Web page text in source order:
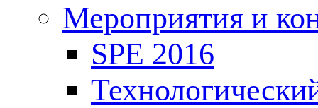
Мероприятия и
SPE 2016